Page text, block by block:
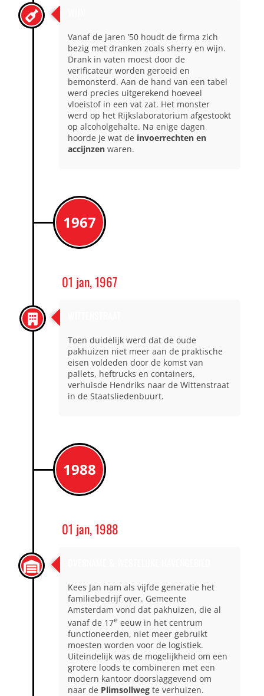
Vanaf de jaren ’50 houdt de firma zich
bezig met dranken zoals sherry en wijn.
Drank in vaten moest door de
verificateur worden geroeid en
bemonsterd. Aan de hand van een tabel
werd precies uitgerekend hoeveel
vloeistof in een vat zat. Het monster
werd op het Rijkslaboratorium afgestookt
op alcoholgehalte. Na enige dagen
hoorde je wat de invoerrechten en
accijnzen waren.
1967
01 jan, 1967
Toen duidelijk werd dat de oude
pakhuizen niet meer aan de praktische
eisen voldeden door de komst van
pallets, heftrucks en containers,
verhuisde Hendriks naar de Wittenstraat
in de Staatsliedenbuurt.
1988
01 jan, 1988
Kees Jan nam als vijfde generatie het
familiebedrijf over. Gemeente
Amsterdam vond dat pakhuizen, die al
vanaf de 17e eeuw in het centrum
functioneerden, niet meer gebruikt
moesten worden voor de logistiek.
Uiteindelijk was de mogelijkheid om een
grotere loods te combineren met een
modern kantoor doorslaggevend om
naar de Plimsollweg te verhuizen.